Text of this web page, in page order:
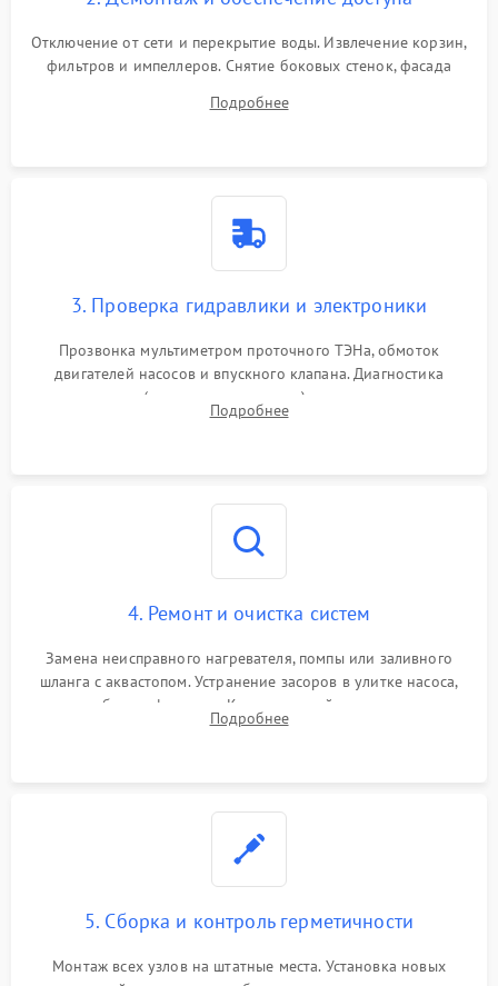
Отключение от сети и перекрытие воды. Извлечение корзин,
фильтров и импеллеров. Снятие боковых стенок, фасада
циркуляционному насосу, ТЭНу и сливной помпе.
Подробнее
3. Проверка гидравлики и электроники
Прозвонка мультиметром проточного ТЭНа, обмоток
двигателей насосов и впускного клапана. Диагностика
прессостата (датчика уровня воды), датчика мутности,
концевика дверцы и электронного модуля управления.
Подробнее
4. Ремонт и очистка систем
Замена неисправного нагревателя, помпы или заливного
шланга с аквастопом. Устранение засоров в улитке насоса,
патрубках и фильтрах. Компонентный ремонт платы
управления, восстановление поврежденной проводки.
Подробнее
5. Сборка и контроль герметичности
Монтаж всех узлов на штатные места. Установка новых